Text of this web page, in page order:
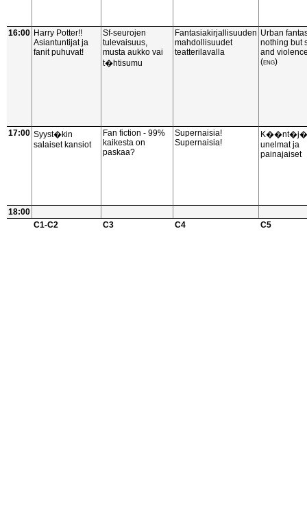
16:00 Harry Potter!!
Asiantuntijat ja
fanit puhuvat!
Sf-seurojen
tulevaisuus,
musta aukko vai
t�htisumu
Fantasiakirjallisuuden
mahdollisuudet
teatterilavalla
Urban
nothing but
and
(eng)
17:00 Syyst�kin
salaiset kansiot
Fan fiction - 99%
kaikesta on
paskaa?
Supernaisia!
Supernaisia!
unelmat ja
painajaiset
18:00
C1-C2
C3 C4 C5